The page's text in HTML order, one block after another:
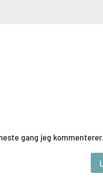
gang jeg kommenterer.